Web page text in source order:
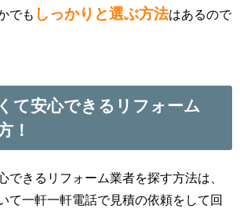
でも しっかりと選ぶ方法はあるので
て安心できるリフォーム
！
できるリフォーム業者を探す方法は、
て一軒一軒電話で見積の依頼をして回